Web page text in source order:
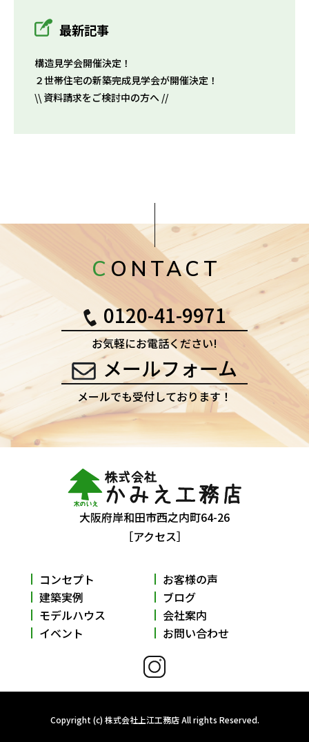
最新記事
構造見学会開催決定！
２世帯住宅の新築完成見学会が開催決定！
\\ 資料請求をご検討中の方へ //
CONTACT
0120-41-9971
お気軽にお電話ください!
メールフォーム
メールでも受付しております！
大阪府岸和田市西之内町64-26
［アクセス］
コンセプト
建築実例
モデルハウス
イベント
お客様の声
ブログ
会社案内
お問い合わせ
Copyright (c) 株式会社上江工務店 All rights Reserved.